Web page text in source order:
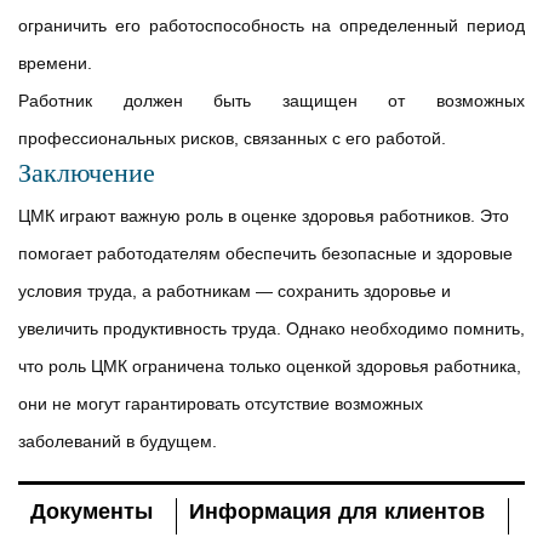
ограничить его работоспособность на определенный период
времени.
Работник должен быть защищен от возможных
профессиональных рисков, связанных с его работой.
Заключение
ЦМК играют важную роль в оценке здоровья работников. Это
помогает работодателям обеспечить безопасные и здоровые
условия труда, а работникам — сохранить здоровье и
увеличить продуктивность труда. Однако необходимо помнить,
что роль ЦМК ограничена только оценкой здоровья работника,
они не могут гарантировать отсутствие возможных
заболеваний в будущем.
Документы Информация для клиентов